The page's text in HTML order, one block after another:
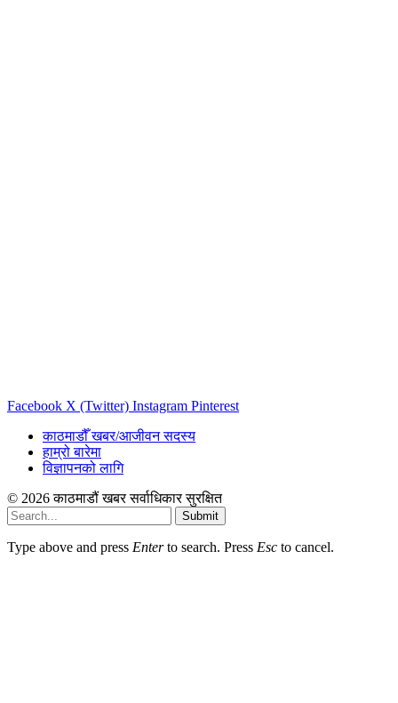
Facebook X (Twitter) Instagram Pinterest
काठमाडौँ खबर/आजीवन सदस्य
हाम्रो बारेमा
विज्ञापनको लागि
© 2026 काठमाडौं खबर सर्वाधिकार सुरक्षित
Submit
Type above and press Enterto search. Press Esc to cancel.